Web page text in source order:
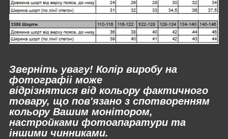
Зверніть увагу! Колір виробу на
фотографіі може
відрізнятися від кольору фактичного
товару, що пов'язано з спотворенням
кольору Вашим монітором,
настройками фотоапаратури та
іншими чинниками.